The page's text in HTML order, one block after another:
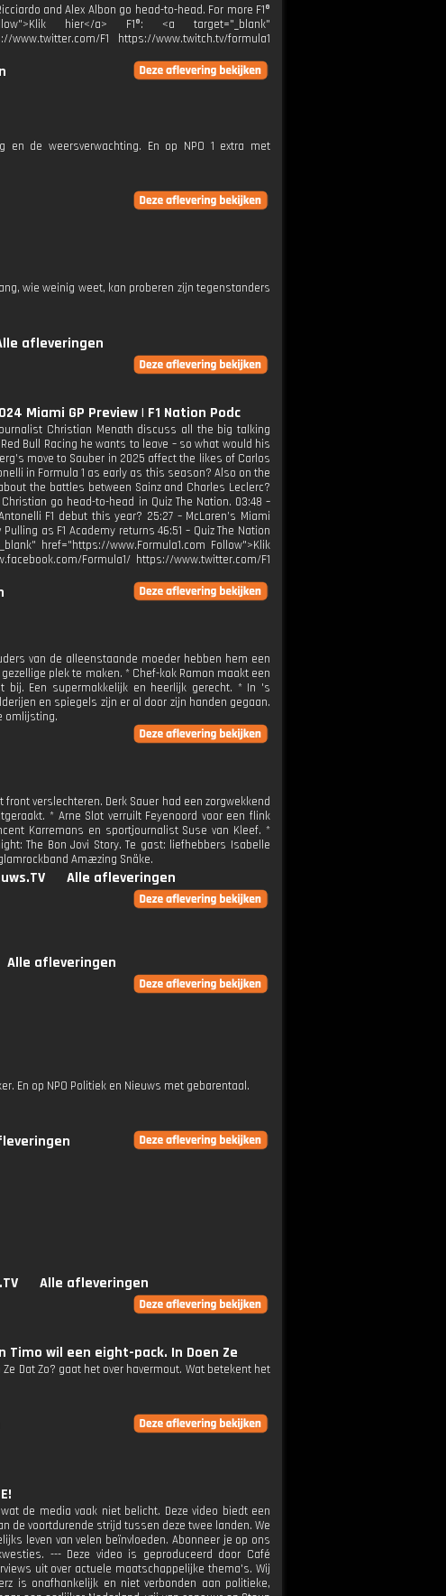
and Alex Albon go head-to-head. For more F1®
hier</a> F1®: <a target="_blank"
www.twitter.com/F1 https://www.twitch.tv/formula1
de weersverwachting. En op NPO 1 extra met
wie weinig weet, kan proberen zijn tegenstanders
afleveringen
Miami GP Preview | F1 Nation Podc
Christian Menath discuss all the big talking
Bull Racing he wants to leave – so what would his
move to Sauber in 2025 affect the likes of Carlos
in Formula 1 as early as this season? Also on the
the battles between Sainz and Charles Leclerc?
go head-to-head in Quiz The Nation. 03:48 –
F1 debut this year? 25:27 – McLaren’s Miami
as F1 Academy returns 46:51 – Quiz The Nation
href="https://www.Formula1.com Follow">Klik
Formula1/ https://www.twitter.com/F1
van de alleenstaande moeder hebben hem een
plek te maken. * Chef-kok Ramon maakt een
bij. Een supermakkelijk en heerlijk gerecht. * In 's
en spiegels zijn er al door zijn handen gegaan.
omlijsting.
verslechteren. Derk Sauer had een zorgwekkend
* Arne Slot verruilt Feyenoord voor een flink
Karremans en sportjournalist Suse van Kleef. *
The Bon Jovi Story. Te gast: liefhebbers Isabelle
Amæzing Snäke.
Alle afleveringen
Alle afleveringen
En op NPO Politiek en Nieuws met gebarentaal.
Alle afleveringen
wil een eight-pack. In Doen Ze
Dat Zo? gaat het over havermout. Wat betekent het
de media vaak niet belicht. Deze video biedt een
de voortdurende strijd tussen deze twee landen. We
leven van velen beïnvloeden. Abonneer je op ons
--- Deze video is geproduceerd door Café
uit over actuele maatschappelijke thema's. Wij
is onafhankelijk en niet verbonden aan politieke,